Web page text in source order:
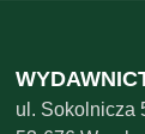
ul. Sokolnicza